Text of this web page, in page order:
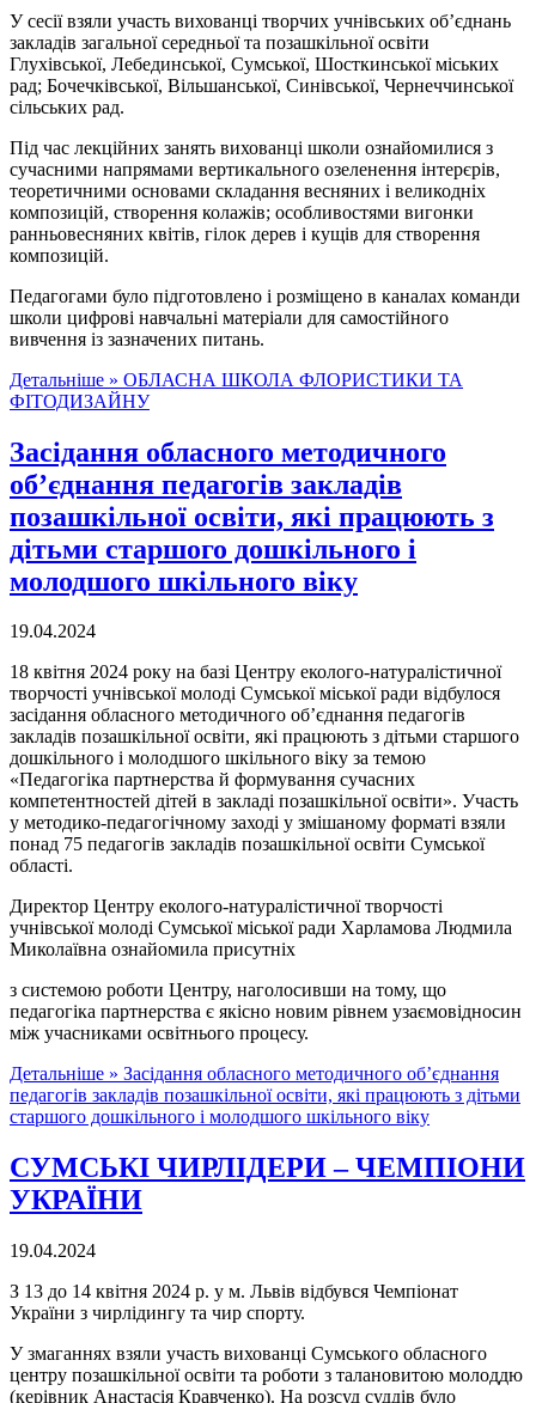
У сесії взяли участь вихованці творчих учнівських об’єднань
закладів загальної середньої та позашкільної освіти
Глухівської, Лебединської, Сумської, Шосткинської міських
рад; Бочечківської, Вільшанської, Синівської, Чернеччинської
сільських рад.
Під час лекційних занять вихованці школи ознайомилися з
сучасними напрямами вертикального озеленення інтерєрів,
теоретичними основами складання весняних і великодніх
композицій, створення колажів; особливостями вигонки
ранньовесняних квітів, гілок дерев і кущів для створення
композицій.
Педагогами було підготовлено і розміщено в каналах команди
школи цифрові навчальні матеріали для самостійного
вивчення із зазначених питань.
Детальніше » ОБЛАСНА ШКОЛА ФЛОРИСТИКИ ТА
ФІТОДИЗАЙНУ
Засідання обласного методичного
об’єднання педагогів закладів
позашкільної освіти, які працюють з
дітьми старшого дошкільного і
молодшого шкільного віку
19.04.2024
18 квітня 2024 року на базі Центру еколого-натуралістичної
творчості учнівської молоді Сумської міської ради відбулося
засідання обласного методичного об’єднання педагогів
закладів позашкільної освіти, які працюють з дітьми старшого
дошкільного і молодшого шкільного віку за темою
«Педагогіка партнерства й формування сучасних
компетентностей дітей в закладі позашкільної освіти». Участь
у методико-педагогічному заході у змішаному форматі взяли
понад 75 педагогів закладів позашкільної освіти Сумської
області.
Директор Центру еколого-натуралістичної творчості
учнівської молоді Сумської міської ради Харламова Людмила
Миколаївна ознайомила присутніх
з системою роботи Центру, наголосивши на тому, що
педагогіка партнерства є якісно новим рівнем узаємовідносин
між учасниками освітнього процесу.
Детальніше » Засідання обласного методичного об’єднання
педагогів закладів позашкільної освіти, які працюють з дітьми
старшого дошкільного і молодшого шкільного віку
СУМСЬКІ ЧИРЛІДЕРИ – ЧЕМПІОНИ
УКРАЇНИ
19.04.2024
З 13 до 14 квітня 2024 р. у м. Львів відбувся Чемпіонат
України з чирлідингу та чир спорту.
У змаганнях взяли участь вихованці Сумського обласного
центру позашкільної освіти та роботи з талановитою молоддю
(керівник Анастасія Кравченко). На розсуд суддів було